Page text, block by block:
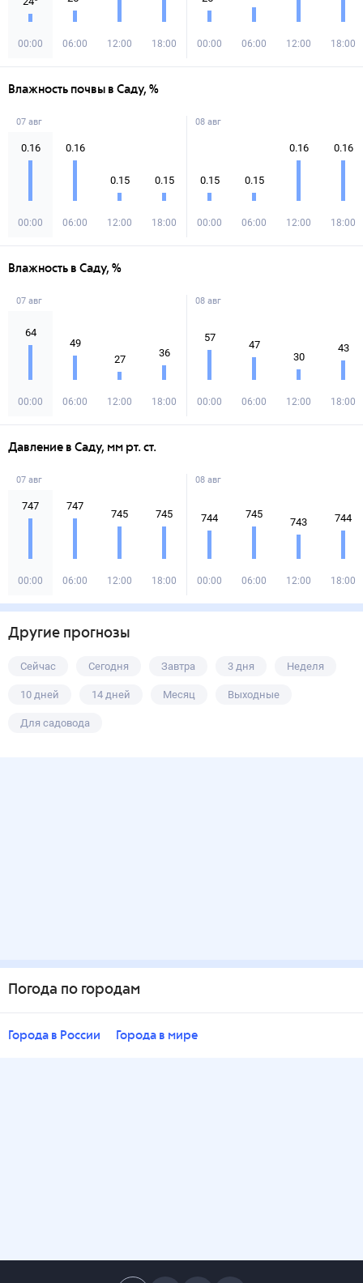
00:00 06:00 12:00 18:00 00:00 06:00 12:00 18:00
Влажность почвы в Саду, %
07 авг
0.16
00:00
0.16
06:00
0.15
12:00
0.15
18:00
08 авг
0.15
00:00
0.15
06:00
0.16
12:00
0.16
18:00
Влажность в Саду, %
07 авг
64
00:00
49
06:00
27
12:00
36
18:00
08 авг
57
00:00
47
06:00
30
12:00
43
18:00
Давление в Саду, мм рт. ст.
07 авг
747
00:00
747
06:00
745
12:00
745
18:00
08 авг
744
00:00
745
06:00
743
12:00
744
18:00
Другие прогнозы
Сейчас Сегодня Завтра 3 дня Неделя
10 дней 14 дней Месяц Выходные
Для садовода
Погода по городам
Города в России Города в мире